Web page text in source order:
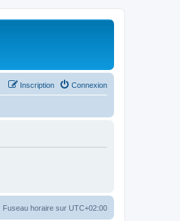
Connexion
Inscription
Fuseau horaire sur UTC+02:00